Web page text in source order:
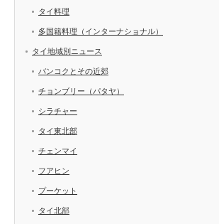
タイ料理
多国籍料理（インターナショナル）
タイ地域別ニュース
バンコクとその近郊
チョンブリー（パタヤ）
シラチャー
タイ東北部
チェンマイ
フアヒン
プーケット
タイ北部